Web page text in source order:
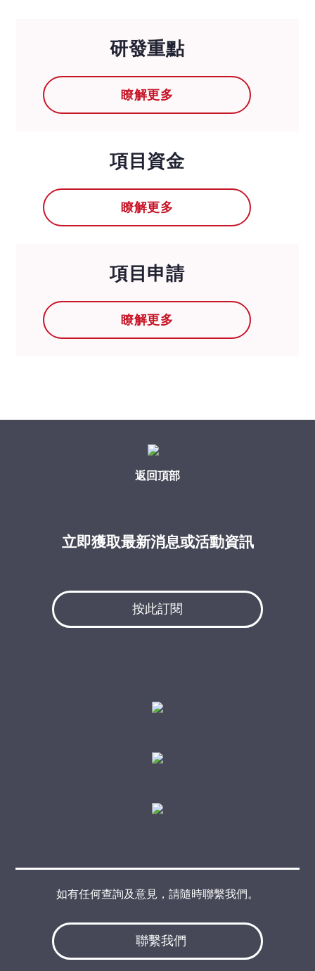
研發重點
瞭解更多
項目資金
瞭解更多
項目申請
瞭解更多
返回頂部
立即獲取最新消息或活動資訊
按此訂閱
聯繫我們
如有任何查詢及意見，請隨時聯繫我們。